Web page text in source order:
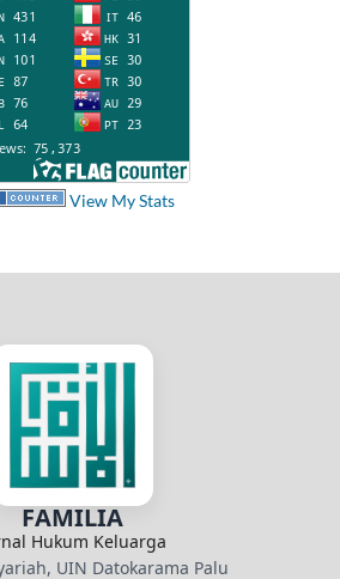
View My Stats
FAMILIA
Hukum Keluarga
UIN Datokarama Palu